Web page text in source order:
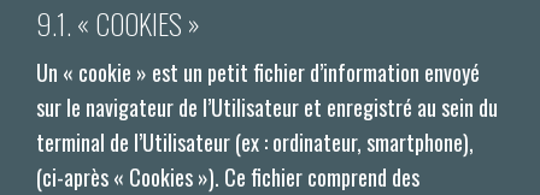
9.1. « COOKIES »
Un « cookie » est un petit fichier d’information envoyé
sur le navigateur de l’Utilisateur et enregistré au sein du
terminal de l’Utilisateur (ex : ordinateur, smartphone),
(ci-après « Cookies »). Ce fichier comprend des